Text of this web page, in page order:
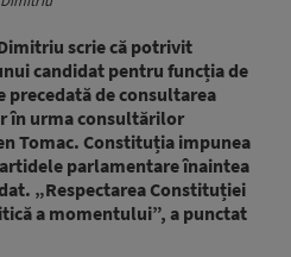
scrie că potrivit
candidat pentru funcția de
de consultarea
în urma consultărilor
Tomac. Constituția impunea
parlamentare înaintea
„Respectarea Constituției
a momentului”, a punctat